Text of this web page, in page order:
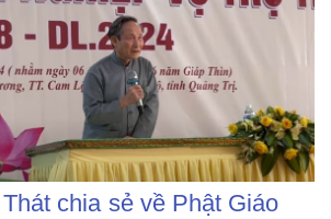
chia sẻ về Phật Giáo